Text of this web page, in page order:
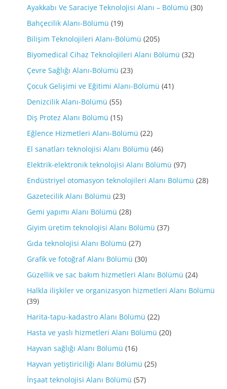
Ayakkabı Ve Saraciye Teknolojisi Alanı – Bölümü (30)
Bahçecilik Alanı-Bölümü (19)
Bilişim Teknolojileri Alanı-Bölümü (205)
Biyomedical Cihaz Teknolojileri Alanı Bölümü (32)
Çevre Sağlığı Alanı-Bölümü (23)
Çocuk Gelişimi ve Eğitimi Alanı-Bölümü (41)
Denizcilik Alanı-Bölümü (55)
Diş Protez Alanı Bölümü (15)
Eğlence Hizmetleri Alanı-Bölümü (22)
El sanatları teknolojisi Alanı Bölümü (46)
Elektrik-elektronik teknolojisi Alanı Bölümü (97)
Endüstriyel otomasyon teknolojileri Alanı Bölümü (28)
Gazetecilik Alanı Bölümü (23)
Gemi yapımı Alanı Bölümü (28)
Giyim üretim teknolojisi Alanı Bölümü (37)
Gıda teknolojisi Alanı Bölümü (27)
Grafik ve fotoğraf Alanı Bölümü (30)
Güzellik ve sac bakım hizmetleri Alanı Bölümü (24)
Halkla ilişkiler ve organizasyon hizmetleri Alanı Bölümü
(39)
Harita-tapu-kadastro Alanı Bölümü (22)
Hasta ve yaslı hizmetleri Alanı Bölümü (20)
Hayvan sağlığı Alanı Bölümü (16)
Hayvan yetiştiriciliği Alanı Bölümü (25)
İnşaat teknolojisi Alanı Bölümü (57)